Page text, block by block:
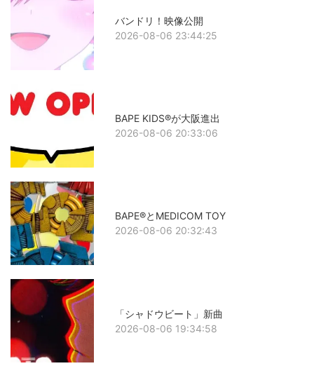
バンドリ！映像公開
2026-08-06 23:44:25
BAPE KIDS®が大阪進出
2026-08-06 20:33:06
BAPE®とMEDICOM TOY
2026-08-06 20:32:43
「シャドウビート」新曲
2026-08-06 19:34:58